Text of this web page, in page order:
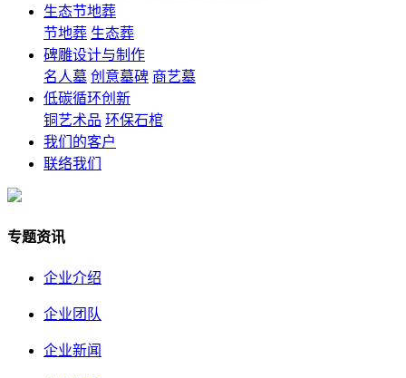
生态节地葬
节地葬 生态葬
碑雕设计与制作
名人墓 创意墓碑 商艺墓
低碳循环创新
铜艺术品 环保石棺
我们的客户
联络我们
专题资讯
企业介绍
企业团队
企业新闻